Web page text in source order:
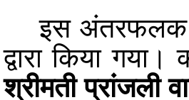
इस अंतरफलक
द्वारा किया
श्रीमती प्रांजली